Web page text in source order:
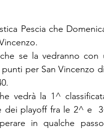
Pescia che
se la vedranno con
per San Vincenzo
vedrà la 1^
dei playoff fra le 2^ e
in qualche